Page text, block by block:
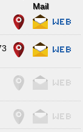
Mail